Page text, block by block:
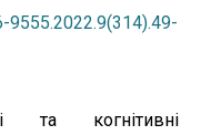
та когнітивні